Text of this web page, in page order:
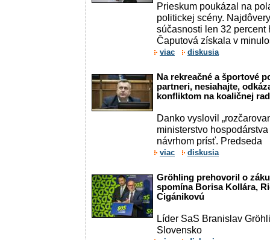
Prieskum poukázal na
politickej scény.
súčasnosti len 32
Čaputová získala v
viac diskusia
Na rekreačné a športové
partneri, nesiahajte,
konfliktom na koaličnej
Danko vyslovil
ministerstvo hospodárstva
návrhom prísť. Predseda
viac diskusia
Gröhling prehovoril o
spomína Borisa Kollára,
Cigánikovú
Líder SaS Branislav
Slovensko